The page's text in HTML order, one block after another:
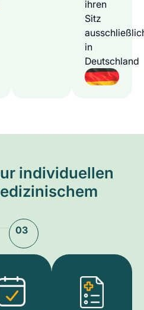
ihren
Sitz
in
Deutschland
individuellen
03